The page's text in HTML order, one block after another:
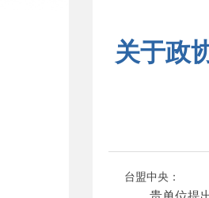
关于政
台盟中央：